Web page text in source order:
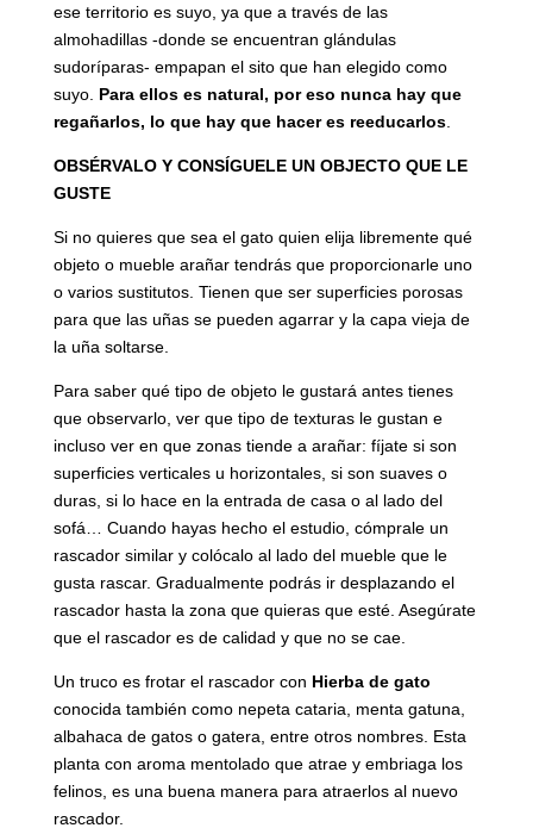
ese territorio es suyo, ya que a través de las
almohadillas -donde se encuentran glándulas
sudoríparas- empapan el sito que han elegido como
suyo. Para ellos es natural, por eso nunca hay que
regañarlos, lo que hay que hacer es reeducarlos.
OBSÉRVALO Y CONSÍGUELE UN OBJECTO QUE LE
GUSTE
Si no quieres que sea el gato quien elija libremente qué
objeto o mueble arañar tendrás que proporcionarle uno
o varios sustitutos. Tienen que ser superficies porosas
para que las uñas se pueden agarrar y la capa vieja de
la uña soltarse.
Para saber qué tipo de objeto le gustará antes tienes
que observarlo, ver que tipo de texturas le gustan e
incluso ver en que zonas tiende a arañar: fíjate si son
superficies verticales u horizontales, si son suaves o
duras, si lo hace en la entrada de casa o al lado del
sofá… Cuando hayas hecho el estudio, cómprale un
rascador similar y colócalo al lado del mueble que le
gusta rascar. Gradualmente podrás ir desplazando el
rascador hasta la zona que quieras que esté. Asegúrate
que el rascador es de calidad y que no se cae.
Un truco es frotar el rascador con Hierba de gato
conocida también como nepeta cataria, menta gatuna,
albahaca de gatos o gatera, entre otros nombres. Esta
planta con aroma mentolado que atrae y embriaga los
felinos, es una buena manera para atraerlos al nuevo
rascador.